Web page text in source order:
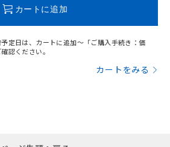
カートに追加
定日は、カートに追加～「ご購入手続き：価
認ください。
カートをみる